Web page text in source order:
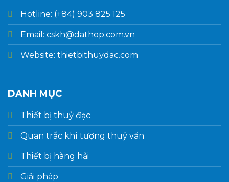
Hotline: (+84) 903 825 125
Email: cskh@dathop.com.vn
Website: thietbithuydac.com
DANH MỤC
Thiết bị thuỷ đạc
Quan trắc khí tượng thuỷ văn
Thiết bị hàng hải
Giải pháp